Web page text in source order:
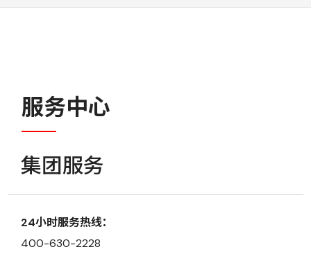
服务中心
集团服务
24小时服务热线：
400-630-2228